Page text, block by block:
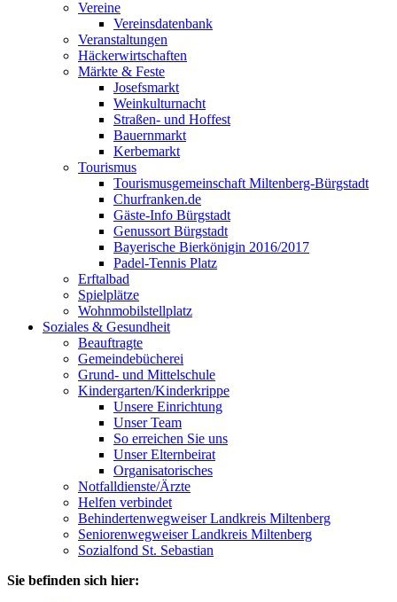
Vereine
Vereinsdatenbank
Veranstaltungen
Häckerwirtschaften
Märkte & Feste
Josefsmarkt
Weinkulturnacht
Straßen- und Hoffest
Bauernmarkt
Kerbemarkt
Tourismus
Tourismusgemeinschaft Miltenberg-Bürgstadt
Churfranken.de
Gäste-Info Bürgstadt
Genussort Bürgstadt
Bayerische Bierkönigin 2016/2017
Padel-Tennis Platz
Erftalbad
Spielplätze
Wohnmobilstellplatz
Soziales & Gesundheit
Beauftragte
Gemeindebücherei
Grund- und Mittelschule
Kindergarten/Kinderkrippe
Unsere Einrichtung
Unser Team
So erreichen Sie uns
Unser Elternbeirat
Organisatorisches
Notfalldienste/Ärzte
Helfen verbindet
Behindertenwegweiser Landkreis Miltenberg
Seniorenwegweiser Landkreis Miltenberg
Sozialfond St. Sebastian
Sie befinden sich hier: